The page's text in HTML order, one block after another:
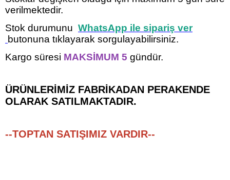
verilmektedir.
Stok durumunu WhatsApp ile sipariş ver
butonuna tıklayarak sorgulayabilirsiniz.
Kargo süresi MAKSİMUM 5 gündür.
ÜRÜNLERİMİZ FABRİKADAN PERAKENDE
OLARAK SATILMAKTADIR.
--TOPTAN SATIŞIMIZ VARDIR--